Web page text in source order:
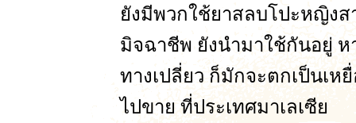
ยังมีพวกใช้ยาสลบโปะหญิง
มิจฉาชีพ ยังนำมาใช้กันอยู่
ทางเปลี่ยว ก็มักจะตกเป็นเ
ไปขาย ที่ประเทศมาเลเซีย